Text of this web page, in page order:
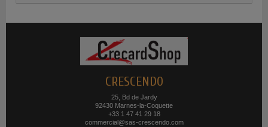
CRESCENDO
25, Bd de Jardy
92430 Marnes-la-Coquette
+33 1 47 41 29 18
commercial@sas-crescendo.com